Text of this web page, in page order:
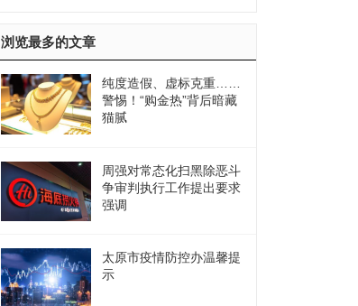
浏览最多的文章
纯度造假、虚标克重……
警惕！“购金热”背后暗藏
猫腻
周强对常态化扫黑除恶斗
争审判执行工作提出要求
强调
太原市疫情防控办温馨提
示